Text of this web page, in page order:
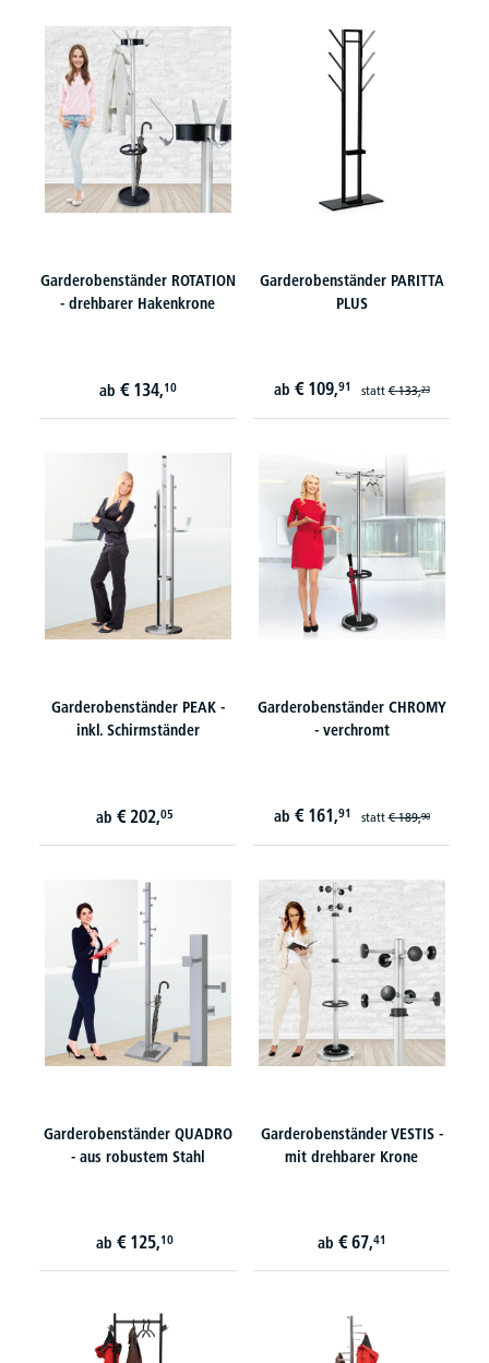
Garderobenständer ROTATION
- drehbarer Hakenkrone
ab € 134,10
Garderobenständer PARITTA
PLUS
ab € 109,91 statt€ 133,23
Garderobenständer PEAK -
inkl. Schirmständer
ab € 202,05
Garderobenständer CHROMY
- verchromt
ab € 161,91 statt€ 189,90
Garderobenständer QUADRO
- aus robustem Stahl
ab € 125,10
Garderobenständer VESTIS -
mit drehbarer Krone
ab € 67,41